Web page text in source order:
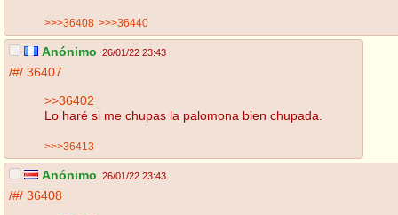
>>>36408 >>>36440
Anónimo 26/01/22 23:43
/#/ 36407
>>36402
Lo haré si me chupas la palomona bien chupada.
>>>36413
Anónimo 26/01/22 23:43
/#/ 36408